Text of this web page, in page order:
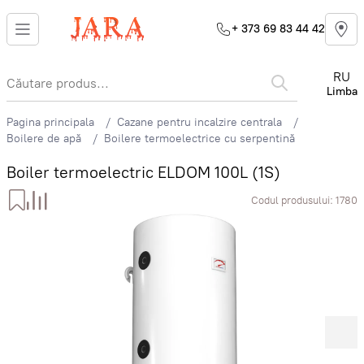
+ 373 69 83 44 42
RU
Limba
Pagina principala
Cazane pentru incalzire centrala
Boilere de apă
Boilere termoelectrice cu serpentină
Boiler termoelectric ELDOM 100L (1S)
Codul produsului: 1780